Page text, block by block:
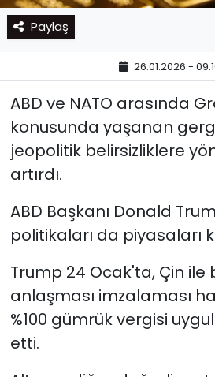
Paylaş
26.01.2026 -
ABD ve NATO arasında
konusunda yaşanan
jeopolitik belirsizliklere
artırdı.
ABD Başkanı Donald
politikaları da piyasaları
Trump 24 Ocak'ta, Çin ile
anlaşması imzalaması
%100 gümrük vergisi
etti.